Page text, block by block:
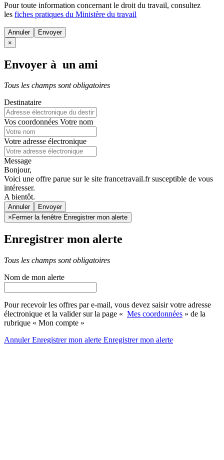
Pour toute information concernant le droit du travail, consultez
les fiches pratiques du Ministère du travail
Annuler
×
Envoyer à un ami
Tous les champs sont obligatoires
Destinataire
Vos coordonnées Votre nom
Votre adresse électronique
Message
Bonjour,
Voici une offre parue sur le site francetravail.fr susceptible de vous
intéresser.
A bientôt.
Annuler
× Fermer la fenêtre Enregistrer mon alerte
Enregistrer mon alerte
Tous les champs sont obligatoires
Nom de mon alerte
Pour recevoir les offres par e-mail, vous devez saisir votre adresse
électronique et la valider sur la page « Mes coordonnées » de la
rubrique « Mon compte »
AnnulerEnregistrer mon alerte Enregistrermon alerte